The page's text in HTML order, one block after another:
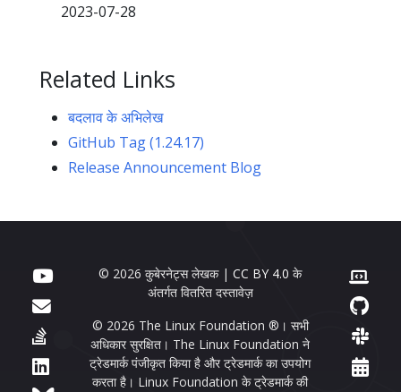
2023-07-28
Related Links
बदलाव के अभिलेख
GitHub Tag (1.24.17)
Release Announcement Blog
© 2026 कुबेरनेट्स लेखक |CC BY 4.0 के
अंतर्गत वितरित दस्तावेज़
© 2026 The Linux Foundation ®। सभी
अधिकार सुरक्षित। The Linux Foundation ने
ट्रेडमार्क पंजीकृत किया है और ट्रेडमार्क का उपयोग
करता है। Linux Foundation के ट्रेडमार्क की